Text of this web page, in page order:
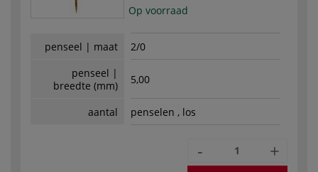
Op voorraad
penseel | maat
2/0
penseel |
breedte (mm)
5,00
aantal penselen , los
- +